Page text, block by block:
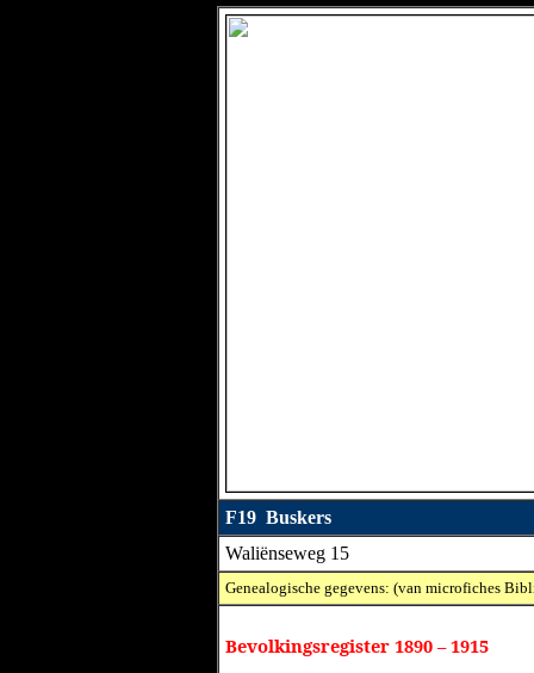
F19 Buskers
Waliënseweg 15
Genealogische gegevens: (van microfiches
Bevolkingsregister 1890 – 1915